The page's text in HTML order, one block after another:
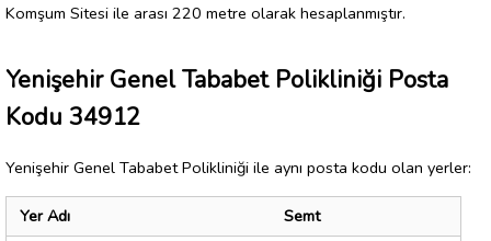
Komşum Sitesi ile arası 220 metre olarak hesaplanmıştır.
Yenişehir Genel Tababet Polikliniği Posta
Kodu 34912
Yenişehir Genel Tababet Polikliniği ile aynı posta kodu olan yerler:
Yer Adı
Semt